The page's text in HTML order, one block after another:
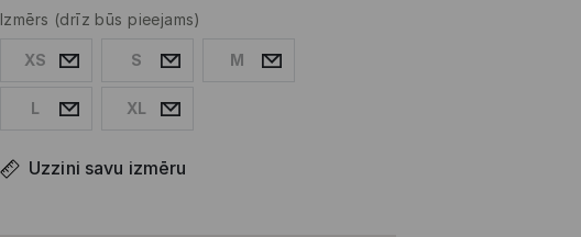
Izmērs (drīz būs pieejams)
XS S M
L XL
Uzzini savu izmēru